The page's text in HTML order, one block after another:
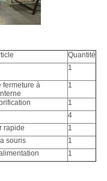
Quantité
1
fermeture à
1
1
4
rapide
1
souris
1
1